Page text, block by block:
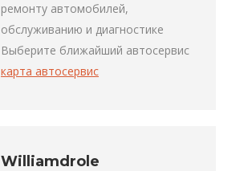
ремонту автомобилей,
обслуживанию и диагностике
Выберите ближайший автосервис
карта автосервис
Williamdrole